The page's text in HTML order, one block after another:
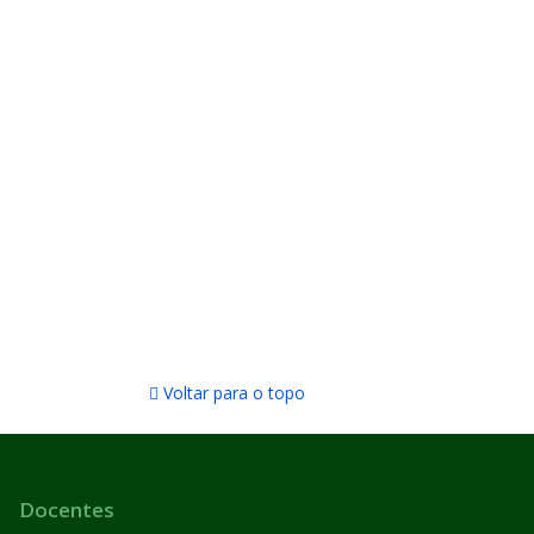
Voltar para o topo
Docentes